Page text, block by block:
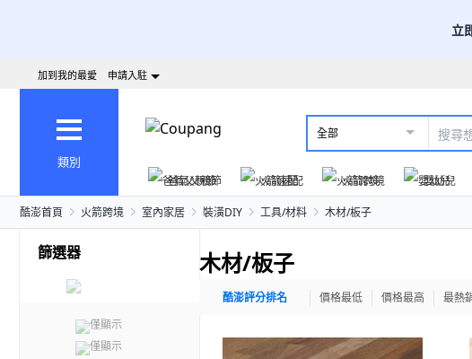
立
加到我的最愛 申請入駐
類別
全部
爸氣父親節
火箭速配 火箭跨境 嬰幼兒
酷澎首頁 火箭跨境 室內家居 裝潢DIY 工具/材料 木材/板子
篩選器
僅顯示
僅顯示
木材/板子
酷澎評分排名 價格最低 價格最高 最熱